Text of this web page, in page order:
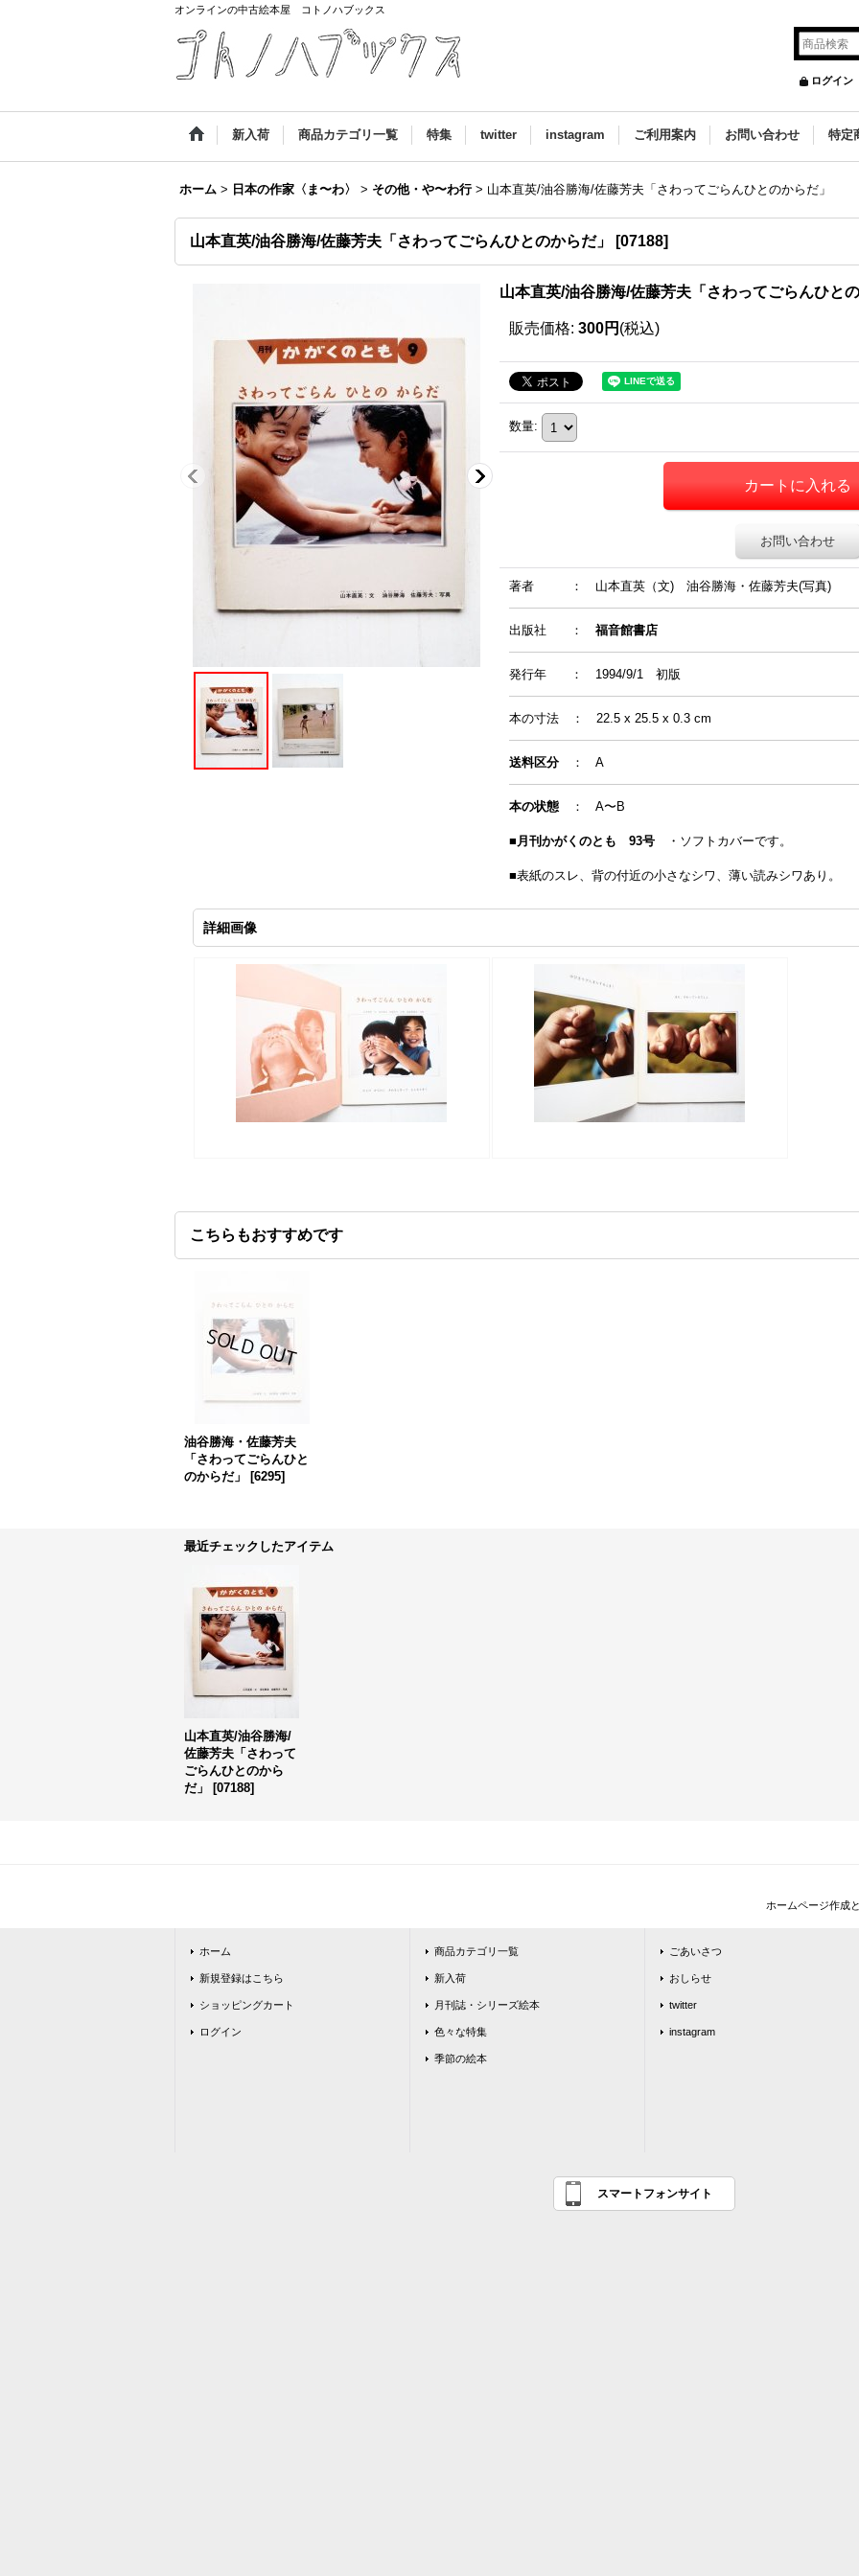
オンラインの中古絵本屋 コトノハブックス
ログイン
新入荷 商品カテゴリ一覧 特集 twitter instagram ご利用案内 お問い合わせ 特定
ホーム > 日本の作家〈ま〜わ〉 > その他・や〜わ行 > 山本直英/油谷勝海/佐藤芳夫「さわってごらんひとのからだ」
山本直英/油谷勝海/佐藤芳夫「さわってごらんひとのからだ」 [07188]
山本直英/油谷勝海/佐藤芳夫「さわってごらんひと
販売価格: 300円 (税込)
数量:
お問い合わせ
著者 ： 山本直英（文) 油谷勝海・佐藤芳夫(写真)
出版社 ： 福音館書店
発行年 ： 1994/9/1 初版
本の寸法 ： 22.5 x 25.5 x 0.3 cm
送料区分： A
本の状態 ： A〜B
■月刊かがくのとも 93号 ・ソフトカバーです。
■表紙のスレ、背の付近の小さなシワ、薄い読みシワあり。
詳細画像
こちらもおすすめです
油谷勝海・佐藤芳夫
「さわってごらんひと
のからだ」
[6295]
最近チェックしたアイテム
山本直英/油谷勝海/
佐藤芳夫「さわって
ごらんひとのから
だ」
[07188]
ホームページ作成
ホーム
新規登録はこちら
ショッピングカート
ログイン
商品カテゴリ一覧
新入荷
月刊誌・シリーズ絵本
色々な特集
季節の絵本
ごあいさつ
おしらせ
twitter
instagram
スマートフォンサイト